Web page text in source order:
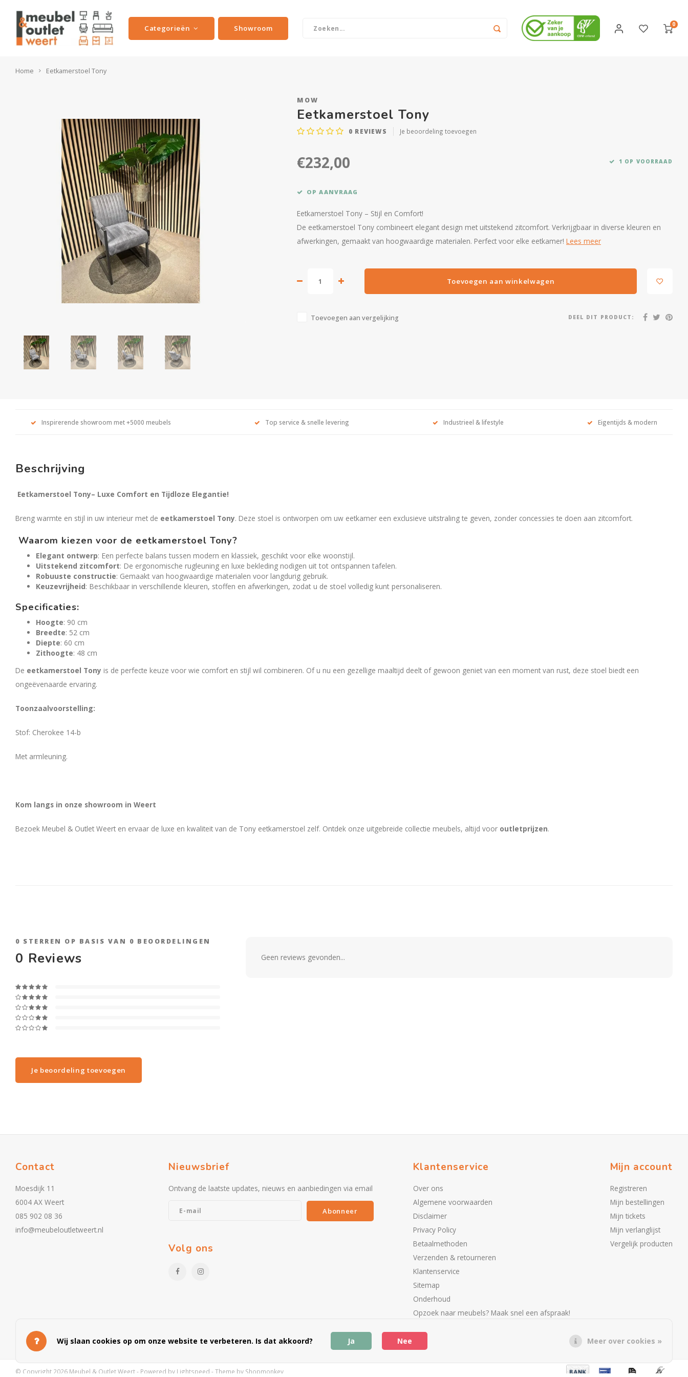
Categorieën Showroom 0
Home Eetkamerstoel Tony
MOW
Eetkamerstoel Tony
0 REVIEWS Je beoordeling toevoegen
€232,00 1 OP VOORRAAD
OP AANVRAAG
Eetkamerstoel Tony – Stijl en Comfort!
De eetkamerstoel Tony combineert elegant design met uitstekend zitcomfort. Verkrijgbaar in diverse kleuren en
afwerkingen, gemaakt van hoogwaardige materialen. Perfect voor elke eetkamer! Lees meer
Toevoegen aan winkelwagen
Toevoegen aan vergelijking DEEL DIT PRODUCT:
Inspirerende showroom met +5000 meubels Top service & snelle levering Industrieel & lifestyle Eigentijds & modern
Beschrijving
Eetkamerstoel Tony– Luxe Comfort en Tijdloze Elegantie!
Breng warmte en stijl in uw interieur met de eetkamerstoel Tony. Deze stoel is ontworpen om uw eetkamer een exclusieve uitstraling te geven, zonder concessies te doen aan zitcomfort.
Waarom kiezen voor de eetkamerstoel Tony?
Elegant ontwerp: Een perfecte balans tussen modern en klassiek, geschikt voor elke woonstijl.
Uitstekend zitcomfort: De ergonomische rugleuning en luxe bekleding nodigen uit tot ontspannen tafelen.
Robuuste constructie: Gemaakt van hoogwaardige materialen voor langdurig gebruik.
Keuzevrijheid: Beschikbaar in verschillende kleuren, stoffen en afwerkingen, zodat u de stoel volledig kunt personaliseren.
Specificaties:
Hoogte: 90 cm
Breedte: 52 cm
Diepte: 60 cm
Zithoogte: 48 cm
De eetkamerstoel Tony is de perfecte keuze voor wie comfort en stijl wil combineren. Of u nu een gezellige maaltijd deelt of gewoon geniet van een moment van rust, deze stoel biedt een
ongeëvenaarde ervaring.
Toonzaalvoorstelling:
Stof: Cherokee 14-b
Met armleuning.
Kom langs in onze showroom in Weert
Bezoek Meubel & Outlet Weert en ervaar de luxe en kwaliteit van de Tony eetkamerstoel zelf. Ontdek onze uitgebreide collectie meubels, altijd voor outletprijzen.
0 STERREN OP BASIS VAN 0 BEOORDELINGEN
0 Reviews
Je beoordeling toevoegen
Geen reviews gevonden...
Contact
Moesdijk 11
6004 AX Weert
085 902 08 36
info@meubeloutletweert.nl
Nieuwsbrief
Ontvang de laatste updates, nieuws en aanbiedingen via email
Abonneer
Volg ons
Klantenservice
Over ons
Algemene voorwaarden
Disclaimer
Privacy Policy
Betaalmethoden
Verzenden & retourneren
Klantenservice
Sitemap
Onderhoud
Opzoek naar meubels? Maak snel een afspraak!
Mijn account
Registreren
Mijn bestellingen
Mijn tickets
Mijn verlanglijst
Vergelijk producten
© Copyright 2026 Meubel & Outlet Weert - Powered by Lightspeed - Theme by Shopmonkey
Wij slaan cookies op om onze website te verbeteren. Is dat akkoord? Ja Nee Meer over cookies »